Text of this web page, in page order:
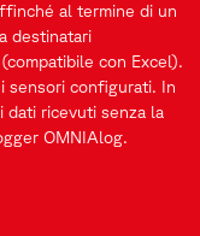
al termine di un
destinatari
con Excel).
sensori configurati. In
dati ricevuti senza la
OMNIAlog.